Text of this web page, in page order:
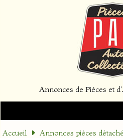
Annonces de Pièces et
Accueil Annonces pièces